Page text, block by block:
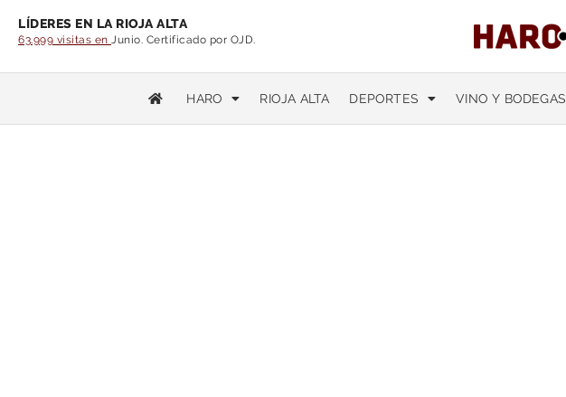
LÍDERES EN LA RIOJA ALTA
63.999 visitas en Junio. Certificado por OJD.
HARO RIOJA ALTA DEPORTES VINO Y BODEGAS